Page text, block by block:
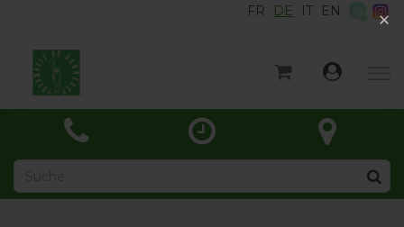
×
FR DE IT EN
×
Startseite
Kategorien
Aktuelles
Über